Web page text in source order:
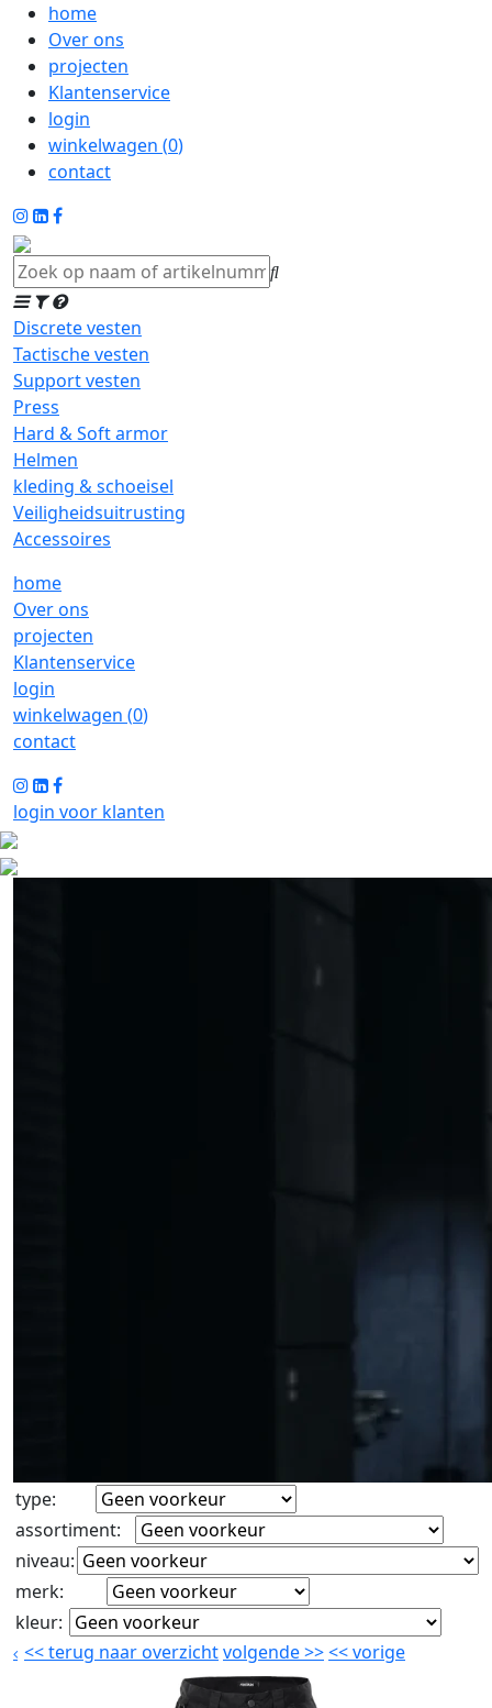
home
Over ons
projecten
Klantenservice
login
winkelwagen (0)
contact
Discrete vesten
Tactische vesten
Support vesten
Press
Hard & Soft armor
Helmen
kleding & schoeisel
Veiligheidsuitrusting
Accessoires
home
Over ons
projecten
Klantenservice
login
winkelwagen (0)
contact
login voor klanten
type:
assortiment:
niveau:
merk:
kleur:
<<terug naar overzichtvolgende>><<vorige